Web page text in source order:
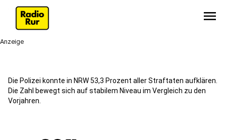
menu
Anzeige
Die Polizei konnte in NRW 53,3 Prozent aller Straftaten aufklären.
Die Zahl bewegt sich auf stabilem Niveau im Vergleich zu den
Vorjahren.